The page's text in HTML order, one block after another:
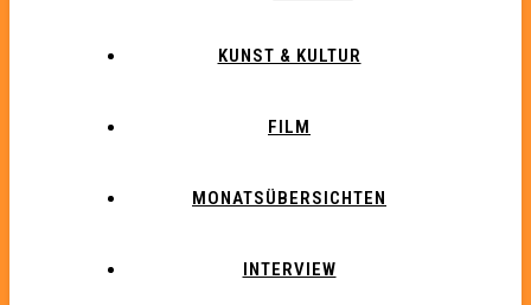
KUNST & KULTUR
FILM
MONATSÜBERSICHTEN
INTERVIEW